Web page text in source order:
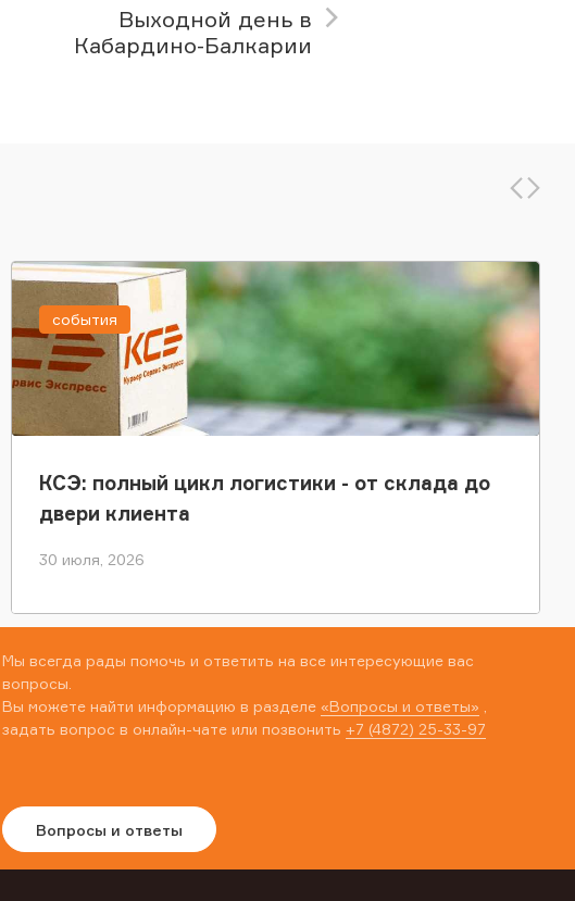
Выходной день в
Кабардино-Балкарии
КСЭ: полный цикл логистики - от склада до
двери клиента
30 июля, 2026
события
Мы всегда рады помочь и ответить на все интересующие вас
вопросы.
Вы можете найти информацию в разделе «Вопросы и ответы»
задать вопрос в онлайн-чате или позвонить +7 (4872) 25-33-97
Вопросы и ответы